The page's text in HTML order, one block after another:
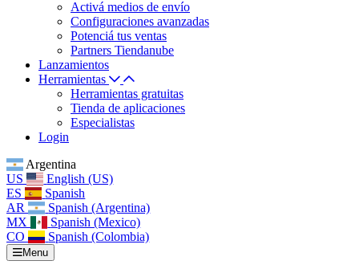
Activá medios de envío
Configuraciones avanzadas
Potenciá tus ventas
Partners Tiendanube
Lanzamientos
Herramientas
Herramientas gratuitas
Tienda de aplicaciones
Especialistas
Login
Argentina
US
English (US)
ES
Spanish
AR
Spanish (Argentina)
MX
Spanish (Mexico)
CO
Spanish (Colombia)
Menu